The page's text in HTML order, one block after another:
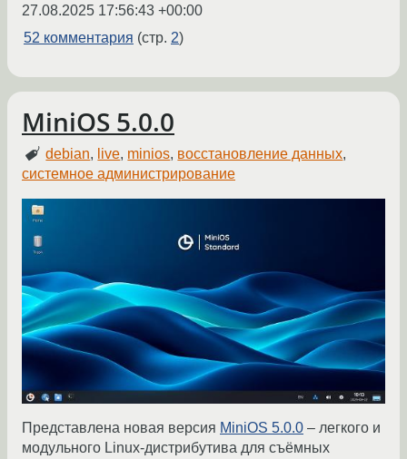
27.08.2025 17:56:43 +00:00
52 комментария (стр. 2)
MiniOS 5.0.0
debian, live, minios, восстановление данных,
системное администрирование
Представлена новая версия MiniOS 5.0.0 – легкого и
модульного Linux-дистрибутива для съёмных